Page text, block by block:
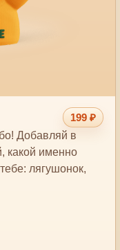
199 ₽
Добавляй в
какой именно
лягушонок,